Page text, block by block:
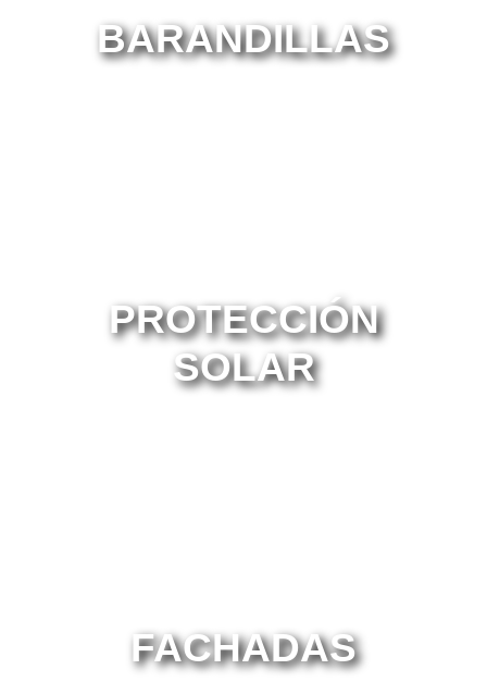
BARANDILLAS
PROTECCIÓN
SOLAR
FACHADAS